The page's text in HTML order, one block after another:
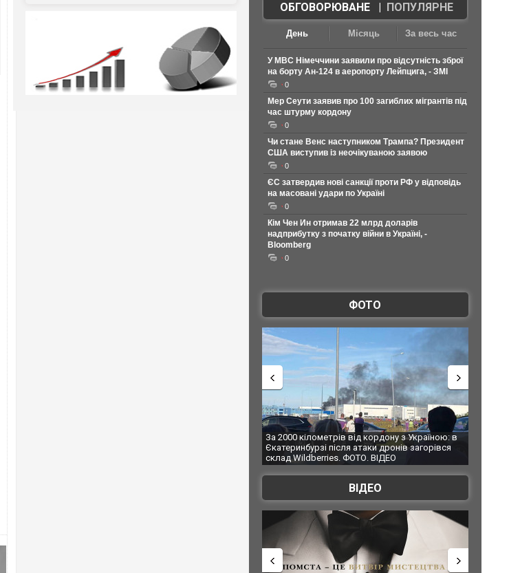
ОБГОВОРЮВАНЕ| ПОПУЛЯРНЕ
День Місяць За весь час
У МВС Німеччини заявили про відсутність зброї
на борту Ан-124 в аеропорту Лейпцига, - ЗМІ
0
Мер Сеути заявив про 100 загиблих мігрантів під
час штурму кордону
0
Чи стане Венс наступником Трампа? Президент
США виступив із неочікуваною заявою
0
ЄС затвердив нові санкції проти РФ у відповідь
на масовані удари по Україні
0
Кім Чен Ин отримав 22 млрд доларів
надприбутку з початку війни в Україні, -
Bloomberg
0
ФОТО
За 2000 кілометрів від кордону з Україною: в
Єкатеринбурзі після атаки дронів загорівся
склад Wildberries. ФОТО. ВІДЕО
ВІДЕО